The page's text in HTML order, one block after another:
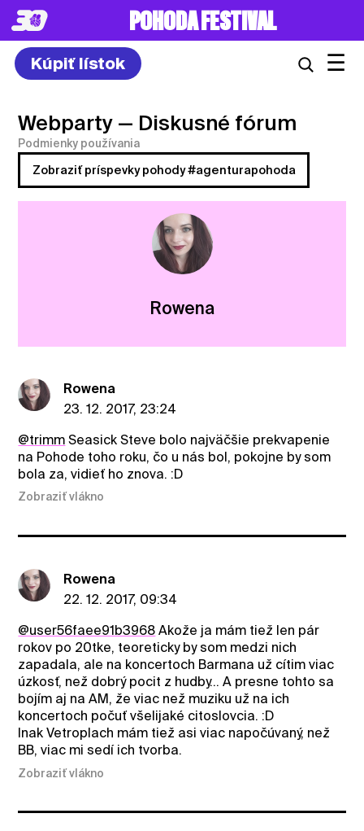
POHODA FESTIVAL
Kúpiť lístok ☰
Webparty — Diskusné fórum
Podmienky používania
Zobraziť príspevky pohody #agenturapohoda
Rowena
Rowena
23. 12. 2017, 23:24
@trimm Seasick Steve bolo najväčšie prekvapenie
na Pohode toho roku, čo u nás bol, pokojne by som
bola za, vidieť ho znova. :D
Zobraziť vlákno
Rowena
22. 12. 2017, 09:34
@user56faee91b3968 Akože ja mám tiež len pár
rokov po 20tke, teoreticky by som medzi nich
zapadala, ale na koncertoch Barmana už cítim viac
úzkosť, než dobrý pocit z hudby... A presne tohto sa
bojím aj na AM, že viac než muziku už na ich
koncertoch počuť všelijaké citoslovcia. :D
Inak Vetroplach mám tiež asi viac napočúvaný, než
BB, viac mi sedí ich tvorba.
Zobraziť vlákno